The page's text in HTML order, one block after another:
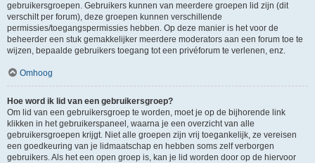
gebruikersgroepen. Gebruikers kunnen van meerdere groepen lid zijn (dit
verschilt per forum), deze groepen kunnen verschillende
permissies/toegangspermissies hebben. Op deze manier is het voor de
beheerder een stuk gemakkelijker meerdere moderators aan een forum toe te
wijzen, bepaalde gebruikers toegang tot een privéforum te verlenen, enz.
Omhoog
Hoe word ik lid van een gebruikersgroep?
Om lid van een gebruikersgroep te worden, moet je op de bijhorende link
klikken in het gebruikerspaneel, waarna je een overzicht van alle
gebruikersgroepen krijgt. Niet alle groepen zijn vrij toegankelijk, ze vereisen
een goedkeuring van je lidmaatschap en hebben soms zelf verborgen
gebruikers. Als het een open groep is, kan je lid worden door op de hiervoor